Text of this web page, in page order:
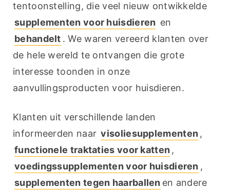
tentoonstelling, die veel nieuw ontwikkelde
supplementen voor huisdieren
behandelt . We waren vereerd klanten over
de hele wereld te ontvangen die grote
interesse toonden in onze
aanvullingsproducten voor huisdieren.
Klanten uit verschillende landen
informeerden naar visoliesupplementen
functionele traktaties voor katten
voedingssupplementen voor huisdieren
supplementen tegen haarballen en andere